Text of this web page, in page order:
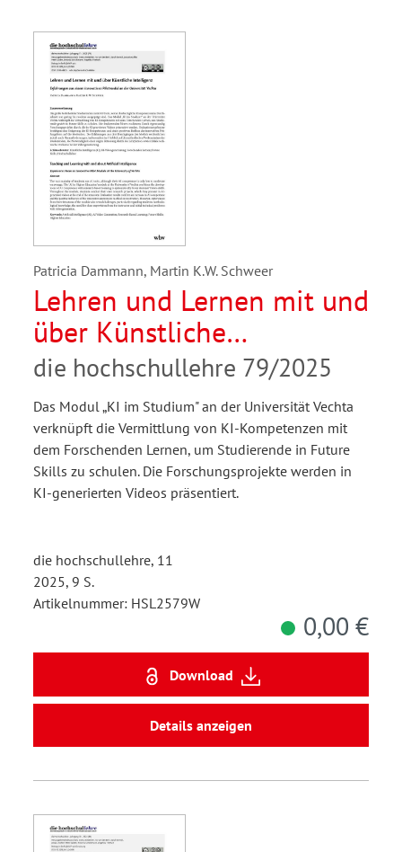
Patricia Dammann, Martin K.W. Schweer
Lehren und Lernen mit und
über Künstliche
Intelligenz. Erfahrungen
aus einem innovativen
Pilotmodul an der
Universität Vechta
die hochschullehre 79/2025
Das Modul „KI im Studium" an der Universität Vechta
verknüpft die Vermittlung von KI-Kompetenzen mit
dem Forschenden Lernen, um Studierende in Future
Skills zu schulen. Die Forschungsprojekte werden in
KI-generierten Videos präsentiert.
die hochschullehre, 11
2025, 9 S.
Artikelnummer: HSL2579W
0,00 €
Download
Details anzeigen